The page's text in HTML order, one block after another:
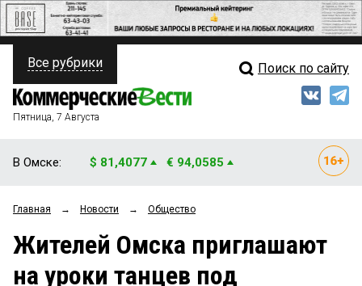
ПОЛИТИКА
ФИНАНСЫ
ОБЩЕСТВО
ЗАКОН
Свежий выпуск
Рейтинги
Блоги
Все рубрики Поиск по сайту
Пятница, 7 Августа
В Омске: $ 81,4077 € 94,0585
Главная → Новости → Общество
Жителей Омска приглашают
на уроки танцев под